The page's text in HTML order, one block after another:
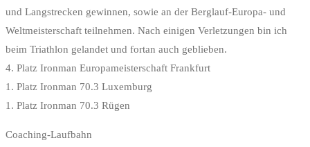
und Langstrecken gewinnen, sowie an der Berglauf-Europa- und
Weltmeisterschaft teilnehmen. Nach einigen Verletzungen bin ich
beim Triathlon gelandet und fortan auch geblieben.
4. Platz Ironman Europameisterschaft Frankfurt
1. Platz Ironman 70.3 Luxemburg
1. Platz Ironman 70.3 Rügen
Coaching-Laufbahn